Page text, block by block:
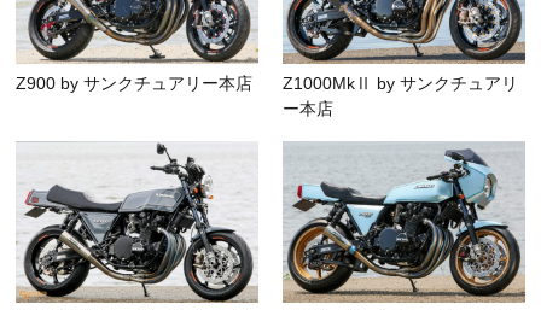
Z900 by サンクチュアリー本店
Z1000MkⅡ by サンクチュアリ
ー本店